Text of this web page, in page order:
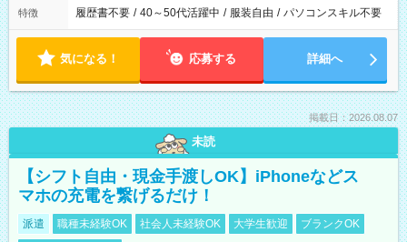
特徴 履歴書不要 / 40～50代活躍中 / 服装自由 / パソコンスキル不要
気になる！ 応募する 詳細へ
掲載日：2026.08.07
未読
【シフト自由・現金手渡しOK】iPhoneなどス
マホの充電を繋げるだけ！
派遣 職種未経験OK 社会人未経験OK 大学生歓迎
ブランクOK